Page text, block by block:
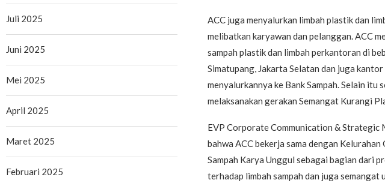
ACC juga menyalurkan limbah plastik dan
melibatkan karyawan dan pelanggan. ACC
sampah plastik dan limbah perkantoran di
Simatupang, Jakarta Selatan dan juga
menyalurkannya ke Bank Sampah. Selain itu
melaksanakan gerakan Semangat Kurangi
EVP Corporate Communication & Strategic
bahwa ACC bekerja sama dengan
Sampah Karya Unggul sebagai bagian dari
terhadap limbah sampah dan juga
Juli 2025
Juni 2025
Mei 2025
April 2025
Maret 2025
Februari 2025